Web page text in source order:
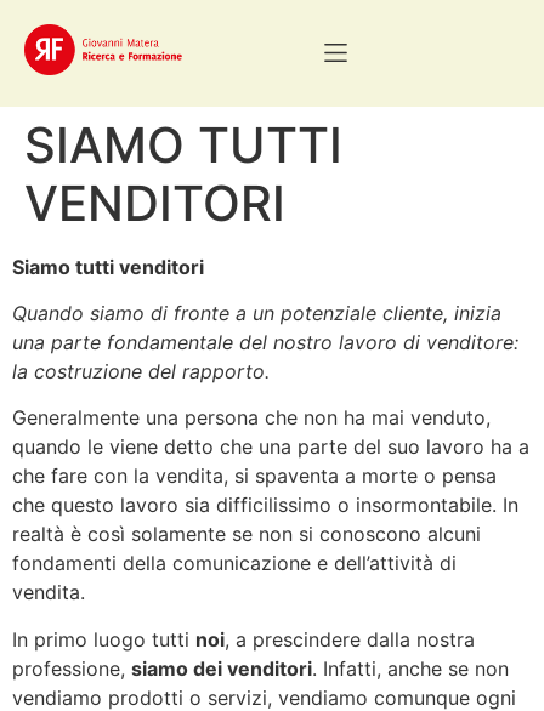
SIAMO TUTTI
VENDITORI
Siamo tutti venditori
Quando siamo di fronte a un potenziale cliente, inizia
una parte fondamentale del nostro lavoro di venditore:
la costruzione del rapporto.
Generalmente una persona che non ha mai venduto,
quando le viene detto che una parte del suo lavoro ha a
che fare con la vendita, si spaventa a morte o pensa
che questo lavoro sia difficilissimo o insormontabile. In
realtà è così solamente se non si conoscono alcuni
fondamenti della comunicazione e dell’attività di
vendita.
In primo luogo tutti noi, a prescindere dalla nostra
professione, siamo dei venditori. Infatti, anche se non
vendiamo prodotti o servizi, vendiamo comunque ogni